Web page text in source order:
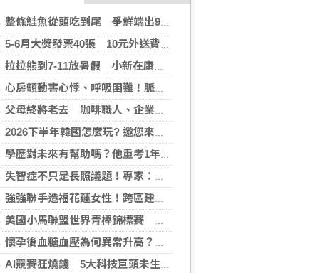
整條鮭魚從頭吃到尾 爭鮮端出9道新料理
5-6月大獎發票40張 10元外送費對中1千萬
拉拉熊到7-11放暑假 小新在康是美開雜貨店
心房顫動害心悸、呼吸困難！脈衝場電燒(PFA)手術助患者重拾生活品質
父母終將老去 咖啡職人、企業攜手公益 陪自閉症家庭走更遠
2026下半年韓國怎麼玩? 邀您來場韓國深度遊，還「遊」好康！
學歷對未來有幫助嗎？他重考1年上頂大「希望17歲就知道的人生真相」
失智症不只是長照議題！專家：生活中的金融、就業、司法都可能碰到
強強聯手造福花蓮女性！跨區建立生殖照護模式，備孕無後顧之憂
美國小馬聯盟世界青棒錦標賽 台灣隊奪亞軍
懷孕後血糖血壓為何異常升高？醫揭原因 規律產檢安心掌握孕期變化
AI競賽狂燒錢 5大科技巨頭未生效租金飆逾35兆元